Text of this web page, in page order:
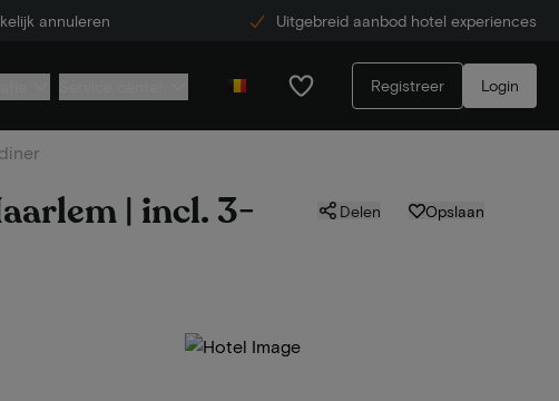
annuleren Uitgebreid aanbod hotel experiences
Registreer Login
| incl. 3- Delen Opslaan